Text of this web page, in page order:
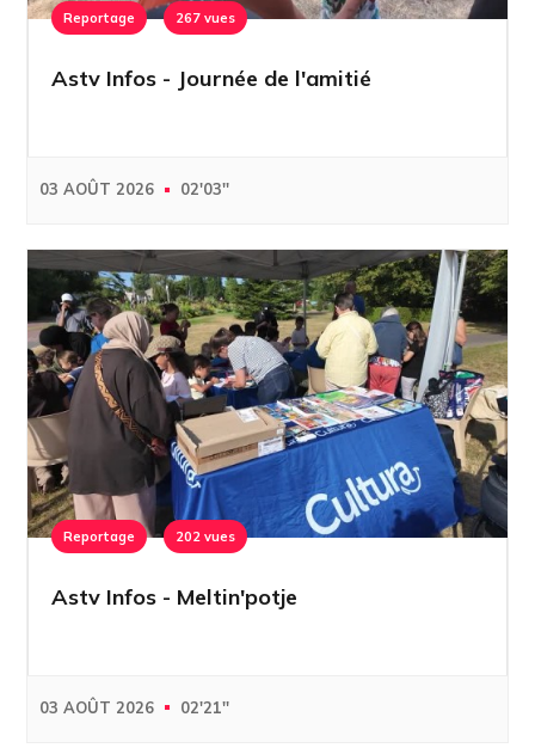
Reportage 267 vues
Astv Infos - Journée de l'amitié
03 AOÛT 2026 02'03''
Reportage 202 vues
Astv Infos - Meltin'potje
03 AOÛT 2026 02'21''